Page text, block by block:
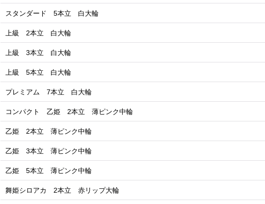
スタンダード 5本立 白大輪
上級 2本立 白大輪
上級 3本立 白大輪
上級 5本立 白大輪
プレミアム 7本立 白大輪
コンパクト 乙姫 2本立 薄ピンク中輪
乙姫 2本立 薄ピンク中輪
乙姫 3本立 薄ピンク中輪
乙姫 5本立 薄ピンク中輪
舞姫シロアカ 2本立 赤リップ大輪